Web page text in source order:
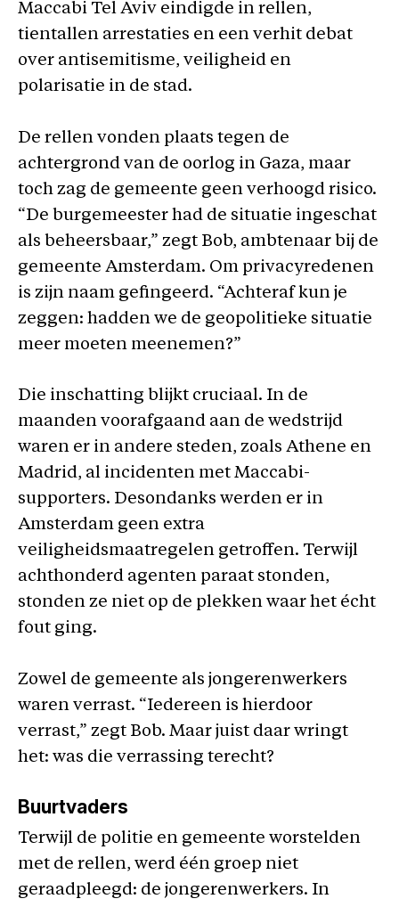
Maccabi Tel Aviv eindigde in rellen,
tientallen arrestaties en een verhit debat
over antisemitisme, veiligheid en
polarisatie in de stad.
De rellen vonden plaats tegen de
achtergrond van de oorlog in Gaza, maar
toch zag de gemeente geen verhoogd risico.
“De burgemeester had de situatie ingeschat
als beheersbaar,” zegt Bob, ambtenaar bij de
gemeente Amsterdam. Om privacyredenen
is zijn naam gefingeerd. “Achteraf kun je
zeggen: hadden we de geopolitieke situatie
meer moeten meenemen?”
Die inschatting blijkt cruciaal. In de
maanden voorafgaand aan de wedstrijd
waren er in andere steden, zoals Athene en
Madrid, al incidenten met Maccabi-
supporters. Desondanks werden er in
Amsterdam geen extra
veiligheidsmaatregelen getroffen. Terwijl
achthonderd agenten paraat stonden,
stonden ze niet op de plekken waar het écht
fout ging.
Zowel de gemeente als jongerenwerkers
waren verrast. “Iedereen is hierdoor
verrast,” zegt Bob. Maar juist daar wringt
het: was die verrassing terecht?
Buurtvaders
Terwijl de politie en gemeente worstelden
met de rellen, werd één groep niet
geraadpleegd: de jongerenwerkers. In